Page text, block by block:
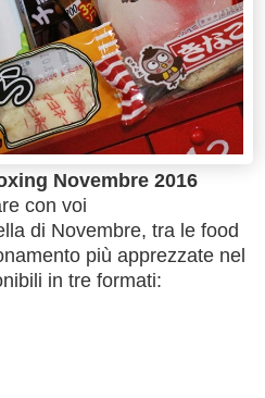
Novembre 2016
con voi
di Novembre, tra le food
più apprezzate nel
in tre formati: